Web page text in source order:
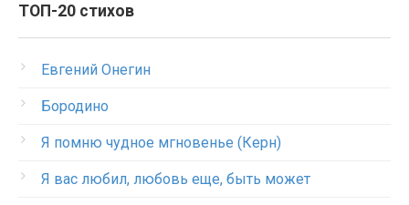
ТОП-20 стихов
Евгений Онегин
Бородино
Я помню чудное мгновенье (Керн)
Я вас любил, любовь еще, быть может